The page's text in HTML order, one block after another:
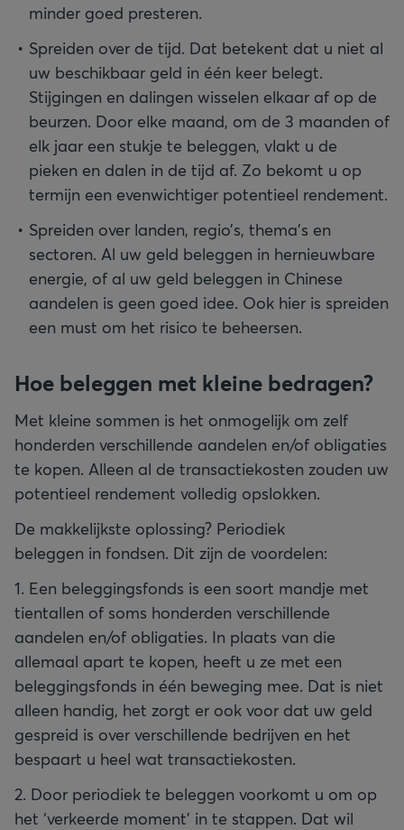
minder goed presteren.
Spreiden over de tijd. Dat betekent dat u niet al
uw beschikbaar geld in één keer belegt.
Stijgingen en dalingen wisselen elkaar af op de
beurzen. Door elke maand, om de 3 maanden of
elk jaar een stukje te beleggen, vlakt u de
pieken en dalen in de tijd af. Zo bekomt u op
termijn een evenwichtiger potentieel rendement.
Spreiden over landen, regio’s, thema’s en
sectoren. Al uw geld beleggen in hernieuwbare
energie, of al uw geld beleggen in Chinese
aandelen is geen goed idee. Ook hier is spreiden
een must om het risico te beheersen.
Hoe beleggen met kleine bedragen?
Met kleine sommen is het onmogelijk om zelf
honderden verschillende aandelen en/of obligaties
te kopen. Alleen al de transactiekosten zouden uw
potentieel rendement volledig opslokken.
De makkelijkste oplossing? Periodiek
beleggen in fondsen. Dit zijn de voordelen:
1. Een beleggingsfonds is een soort mandje met
tientallen of soms honderden verschillende
aandelen en/of obligaties. In plaats van die
allemaal apart te kopen, heeft u ze met een
beleggingsfonds in één beweging mee. Dat is niet
alleen handig, het zorgt er ook voor dat uw geld
gespreid is over verschillende bedrijven en het
bespaart u heel wat transactiekosten.
2. Door periodiek te beleggen voorkomt u om op
het ‘verkeerde moment’ in te stappen. Dat wil